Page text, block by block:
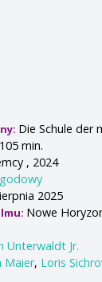
Die Schule der
105 min.
, 2024
2025
Nowe
Unterwaldt Jr.
Maier, Loris